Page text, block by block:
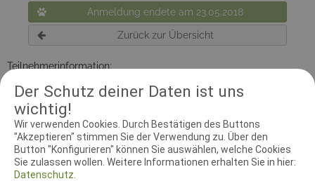
Der Schutz deiner Daten ist uns
wichtig!
Wir verwenden Cookies. Durch Bestätigen des Buttons
"Akzeptieren" stimmen Sie der Verwendung zu. Über den
Button "Konfigurieren" können Sie auswählen, welche Cookies
Sie zulassen wollen. Weitere Informationen erhalten Sie in hier:
Datenschutz.
Anmeldung endete am 23.05.2018
Zurück zur Übersicht
Teilnehmerinformation:
Prüfungsgebühr( Startgeld) ist am Tage der Prüfung beim
Prüfungsleiter in Bar zu entrichten.
RICHTER UND HELFER